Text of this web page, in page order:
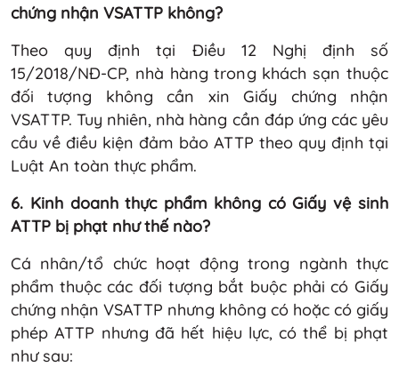
chứng nhận VSATTP không?
Theo quy định tại Điều 12 Nghị định số
15/2018/NĐ-CP, nhà hàng trong khách sạn thuộc
đối tượng không cần xin Giấy chứng nhận
VSATTP. Tuy nhiên, nhà hàng cần đáp ứng các yêu
cầu về điều kiện đảm bảo ATTP theo quy định tại
Luật An toàn thực phẩm.
6. Kinh doanh thực phẩm không có Giấy vệ sinh
ATTP bị phạt như thế nào?
Cá nhân/tổ chức hoạt động trong ngành thực
phẩm thuộc các đối tượng bắt buộc phải có Giấy
chứng nhận VSATTP nhưng không có hoặc có giấy
phép ATTP nhưng đã hết hiệu lực, có thể bị phạt
như sau: